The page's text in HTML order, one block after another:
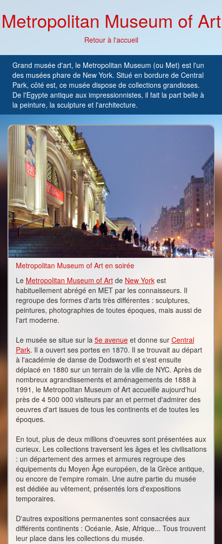
Metropolitan Museum of Art
Retour à l'accueil
Grand musée d'art, le Metropolitan Museum (ou Met) est l'un
des musées phare de New York. Situé en bordure de Central
Park, côté est, ce musée dispose de collections grandioses.
De l'Egypte antique aux impressionnistes, il fait la part belle à
la peinture, la sculpture et l'architecture.
Metropolitan Museum of Art en soirée
Le Metropolitan Museum of Artde New Yorkest
habituellement abrégé en MET par les connaisseurs. Il
regroupe des formes d'arts très différentes : sculptures,
peintures, photographies de toutes époques, mais aussi de
l'art moderne.
Le musée se situe sur la 5e avenueet donne sur Central
Park. Il a ouvert ses portes en 1870. Il se trouvait au départ
à l'académie de danse de Dodsworth et s'est ensuite
déplacé en 1880 sur un terrain de la ville de NYC. Après de
nombreux agrandissements et aménagements de 1888 à
1991, le Metropolitan Museum of Art accueille aujourd'hui
près de 4 500 000 visiteurs par an et permet d'admirer des
oeuvres d'art issues de tous les continents et de toutes les
époques.
En tout, plus de deux millions d'oeuvres sont présentées aux
curieux. Les collections traversent les âges et les civilisations
: un département des armes et armures regroupe des
équipements du Moyen Âge européen, de la Grèce antique,
ou encore de l'empire romain. Une autre partie du musée
est dédiée au vêtement, présentés lors d'expositions
temporaires.
D'autres expositions permanentes sont consacrées aux
différents continents : Océanie, Asie, Afrique... Tous trouvent
leur place dans les collections du musée.